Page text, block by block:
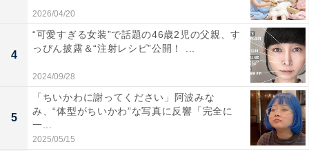
2026/04/20
4
“可愛すぎる女装”で話題の46歳2児の父親、す
っぴん披露＆“注射レシピ”公開！ ...
2024/09/28
5
「ちいかわに謝ってください」阿波みな
み、“体型がちいかわ”な写真に反響「完全に
一...
2025/05/15